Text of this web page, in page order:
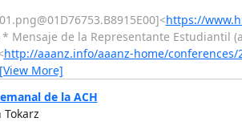
https://
Mensaje de la Representante Estudiantil
http://aaanz.info/aaanz-home/
[View More]
de la ACH
Tokarz